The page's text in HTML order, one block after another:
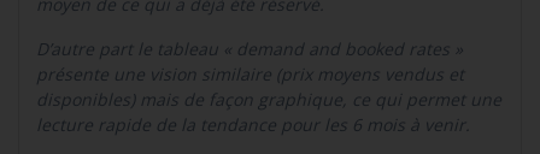
D’autre part le tableau « demand and booked rates »
présente une vision similaire (prix moyens vendus et
disponibles) mais de façon graphique, ce qui permet une
lecture rapide de la tendance pour les 6 mois à venir.